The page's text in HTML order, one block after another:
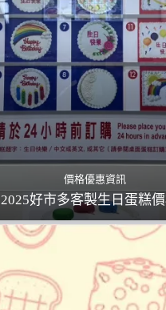
價格優惠資訊
2025好市多客製生日蛋糕